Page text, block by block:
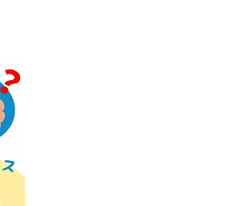
大学入学共通テスト「受験上の